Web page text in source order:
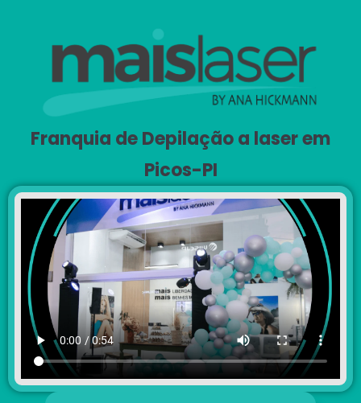
Franquia de Depilação a laser em
Picos-PI